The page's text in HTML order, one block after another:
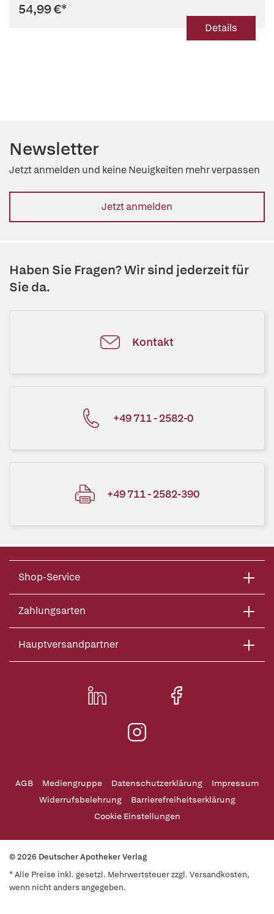
54,99 €*
Details
Newsletter
Jetzt anmelden und keine Neuigkeiten mehr verpassen
Jetzt anmelden
Haben Sie Fragen? Wir sind jederzeit für
Sie da.
Kontakt
+49 711 - 2582-0
+49 711 - 2582-390
Shop-Service
Zahlungsarten
Hauptversandpartner
AGB Mediengruppe Datenschutzerklärung
Impressum
Widerrufsbelehrung
Barrierefreiheitserklärung
Cookie Einstellungen
© 2026 Deutscher Apotheker Verlag
* Alle Preise inkl. gesetzl. Mehrwertsteuer zzgl. Versandkosten,
wenn nicht anders angegeben.